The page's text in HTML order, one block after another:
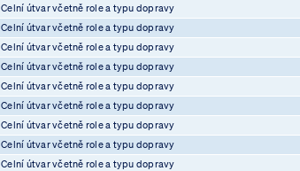
Celní útvar včetně role a typu dopravy
Celní útvar včetně role a typu dopravy
Celní útvar včetně role a typu dopravy
Celní útvar včetně role a typu dopravy
Celní útvar včetně role a typu dopravy
Celní útvar včetně role a typu dopravy
Celní útvar včetně role a typu dopravy
Celní útvar včetně role a typu dopravy
Celní útvar včetně role a typu dopravy